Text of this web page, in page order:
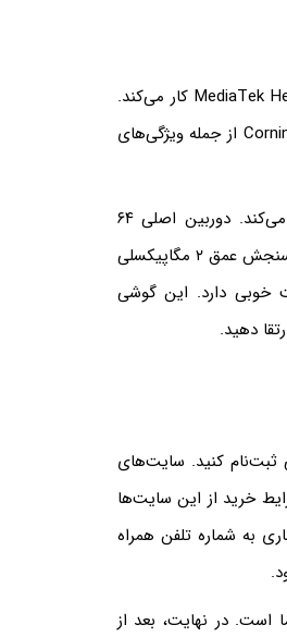
این گوشی جزو محصولات میان‌رده و اقتصادی سامسونگ است و با تراشه MediaTek Helio G80 کار می‌کند.
صفحه نمایش ۶.۴ اینچی Super Amoled با وضوح بالا و محافظ Corning Gorilla Glass 5 از جمله ویژگی‌های
باتری موبایل ۵۰۰۰ میلی‌آمپر بر ساعت است و از شارژ سریع ۲۵ واتی پشتیبانی می‌کند. دوربین اصلی ۶۴
مگاپیکسلی، دوربین فوق‌عریض ۸ مگاپیکسلی، دوربین ماکرو ۲ مگاپیکسلی و دوربین سنجش عمق ۲ مگاپیکسلی
مگاپیکسل است و کیفیت خوبی دارد. این گوشی
ثبت‌نام کنید. سایت‌های
خرید از این سایت‌ها
به شماره تلفن همراه
در نهایت، بعد از